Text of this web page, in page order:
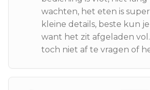
wachten, het eten is
kleine details, beste kun
want het zit afgeladen
toch niet af te vragen of